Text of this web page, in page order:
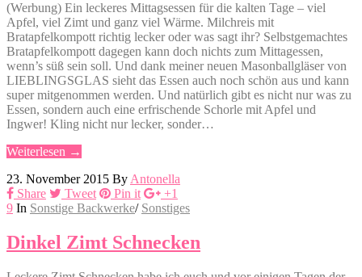
(Werbung) Ein leckeres Mittagsessen für die kalten Tage – viel
Apfel, viel Zimt und ganz viel Wärme. Milchreis mit
Bratapfelkompott richtig lecker oder was sagt ihr? Selbstgemachtes
Bratapfelkompott dagegen kann doch nichts zum Mittagessen,
wenn’s süß sein soll. Und dank meiner neuen Masonballgläser von
LIEBLINGSGLAS sieht das Essen auch noch schön aus und kann
super mitgenommen werden. Und natürlich gibt es nicht nur was zu
Essen, sondern auch eine erfrischende Schorle mit Apfel und
Ingwer! Kling nicht nur lecker, sonder…
Weiterlesen →
23. November 2015 By Antonella
Share
Tweet Pin it
+1
9 In Sonstige Backwerke/ Sonstiges
Dinkel Zimt Schnecken